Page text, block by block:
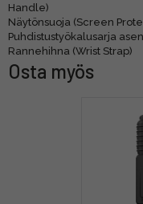
Handle)
Näytönsuoja (Screen
Puhdistustyökalusarja
Rannehihna (Wrist Strap)
Osta myös